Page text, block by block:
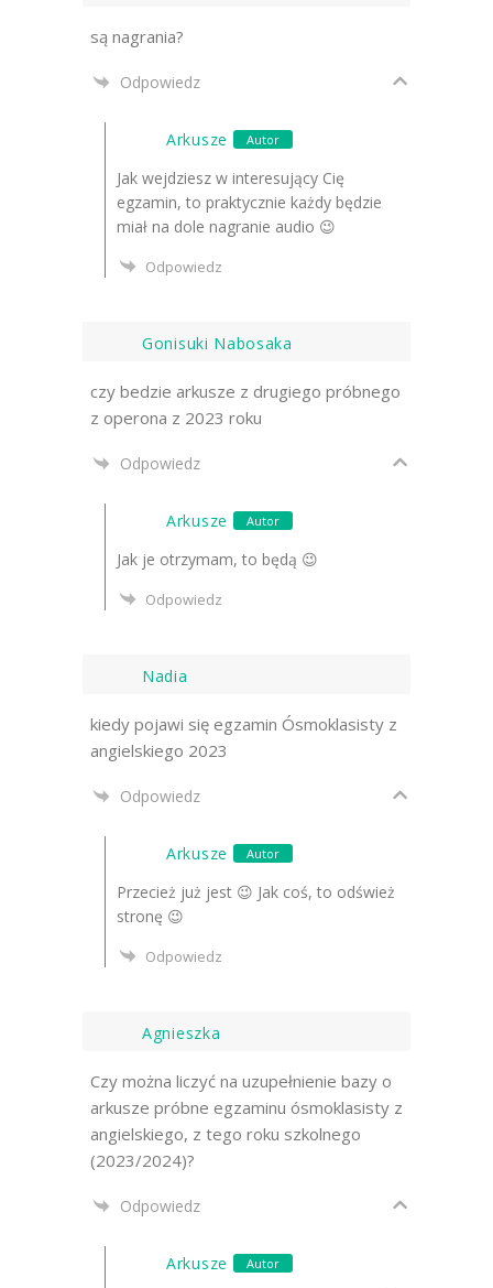
są nagrania?
Odpowiedz
Arkusze Autor
Jak wejdziesz w interesujący Cię
egzamin, to praktycznie każdy będzie
miał na dole nagranie audio 😉
Odpowiedz
Gonisuki Nabosaka
czy bedzie arkusze z drugiego próbnego
z operona z 2023 roku
Odpowiedz
Arkusze Autor
Jak je otrzymam, to będą 😉
Odpowiedz
Nadia
kiedy pojawi się egzamin Ósmoklasisty z
angielskiego 2023
Odpowiedz
Arkusze Autor
Przecież już jest 😉 Jak coś, to odśwież
stronę 😉
Odpowiedz
Agnieszka
Czy można liczyć na uzupełnienie bazy o
arkusze próbne egzaminu ósmoklasisty z
angielskiego, z tego roku szkolnego
(2023/2024)?
Odpowiedz
Arkusze Autor